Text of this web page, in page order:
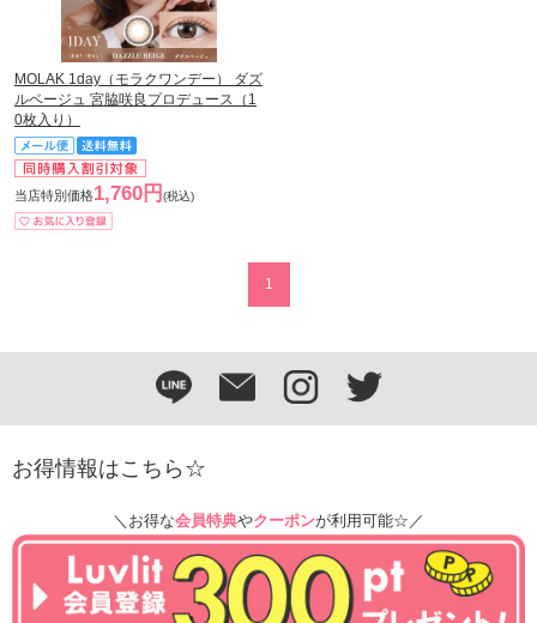
MOLAK 1day（モラクワンデー） ダズ
ルベージュ 宮脇咲良プロデュース（1
0枚入り）
当店特別価格1,760円 (税込)
1
お得情報はこちら☆
＼お得な会員特典やクーポンが利用可能☆／